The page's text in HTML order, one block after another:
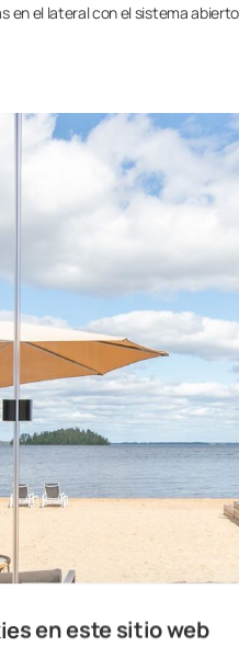
en este sitio web
en el lateral con el sistema